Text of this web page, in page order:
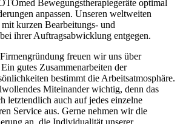
Bewegungstherapiegeräte optimal
anpassen. Unseren weltweiten
kurzen Bearbeitungs- und
ihrer Auftragsabwicklung entgegen.
freuen wir uns über
gutes Zusammenarbeiten der
bestimmt die Arbeitsatmosphäre.
Miteinander wichtig, denn das
letztendlich auch auf jedes einzelne
Service aus. Gerne nehmen wir die